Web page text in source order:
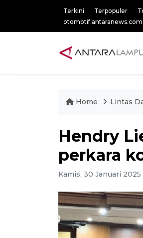
Terkini Terpopuler
otomotif.antaranews.com
Home Lintas
Hendry
perkara
Kamis, 30 Januari